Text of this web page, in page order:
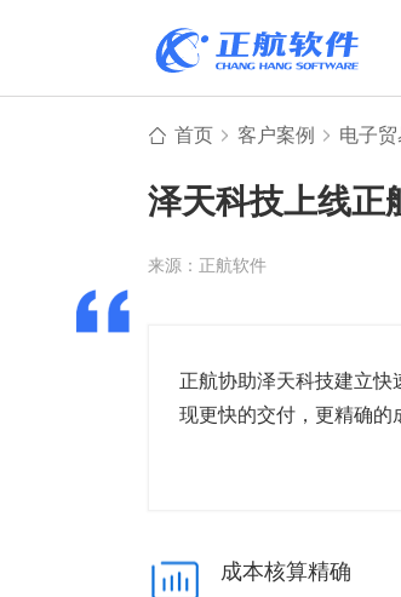
设备制造
非标自动化
装备制造
机械行业
智能制造
首页 客户案例 电子贸
泽天科技上线正
来源：正航软件
正航协助泽天科技建立
现更快的交付，更精确的
成本核算精确